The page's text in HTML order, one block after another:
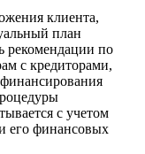
клиента,
план
рекомендации по
с кредиторами,
с учетом
его финансовых